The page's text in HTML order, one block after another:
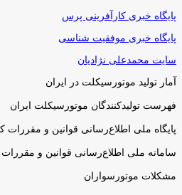
پایگاه خبری کارآفرینی پرس
پایگاه خبری موفقیت شناسی
سایت محمدعلی نژادیان
آمار تولید موتورسیکلت در ایران
فهرست تولیدکنندگان موتورسیکلت ایران
پایگاه ملی اطلاع‌رسانی قوانین و مقررات
سامانه ملی اطلاع‌رسانی قوانین و
مشکلات موتورسواران